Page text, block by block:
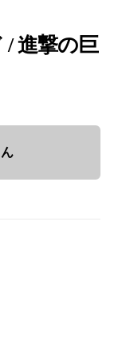
/ 進撃の巨